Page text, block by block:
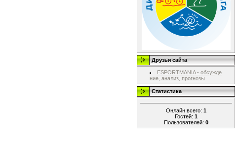
Друзья сайта
ESPORTMANIA - обсужде
ние, анализ, прогнозы
Статистика
Онлайн всего: 1
Гостей: 1
Пользователей: 0